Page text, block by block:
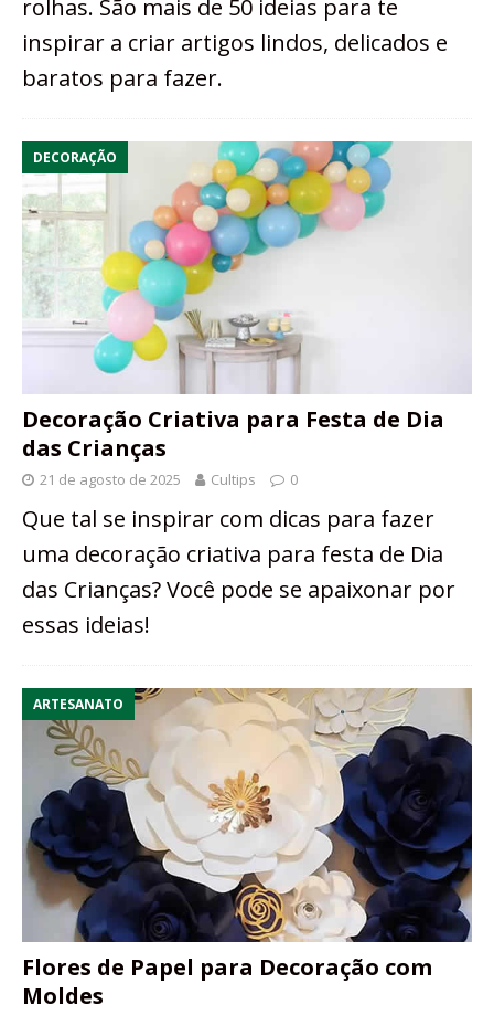
rolhas. São mais de 50 ideias para te
inspirar a criar artigos lindos, delicados e
baratos para fazer.
DECORAÇÃO
Decoração Criativa para Festa de Dia
das Crianças
21 de agosto de 2025 Cultips 0
Que tal se inspirar com dicas para fazer
uma decoração criativa para festa de Dia
das Crianças? Você pode se apaixonar por
essas ideias!
ARTESANATO
Flores de Papel para Decoração com
Moldes